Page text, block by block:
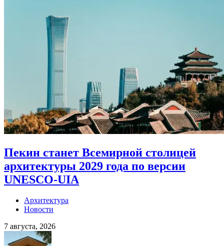
Пекин станет Всемирной столицей
архитектуры 2029 года по версии
UNESCO-UIA
Архитектура
Новости
7 августа, 2026